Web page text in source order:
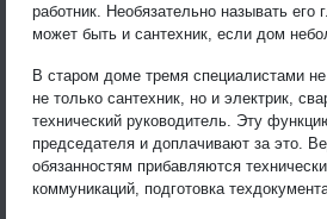
работник. Необязательно называть
может быть и сантехник, если дом
В старом доме тремя специалистами
не только сантехник, но и электрик,
технический руководитель. Эту
председателя и доплачивают за это.
обязанностям прибавляются
коммуникаций, подготовка